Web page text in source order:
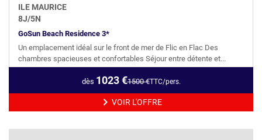
ILE MAURICE
8J/5N
GoSun Beach Residence 3*
Un emplacement idéal sur le front de mer de Flic en Flac Des
chambres spacieuses et confortables Séjour entre détente et...
dès 1023€1500€TTC/pers.
VOIR L'OFFRE